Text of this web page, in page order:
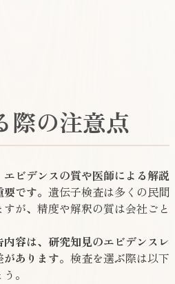
際の注意点
ビデンスの質や医師による解説
です。 遺伝子検査は多くの民間
が、精度や解釈の質は会社ごと
容は、研究知見のエビデンスレ
あります。検査を選ぶ際は以下
。